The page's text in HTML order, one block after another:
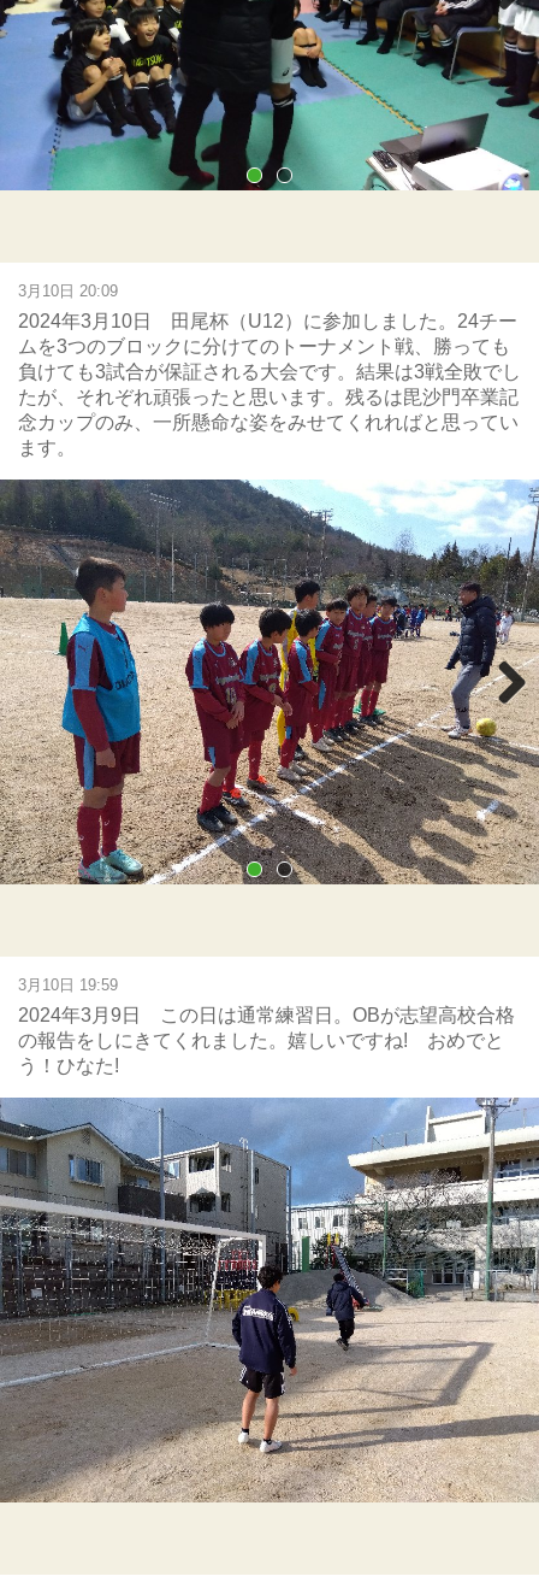
Next
3月10日 20:09
2024年3月10日 田尾杯（U12）に参加しました。24チー
ムを3つのブロックに分けてのトーナメント戦、勝っても
負けても3試合が保証される大会です。結果は3戦全敗でし
たが、それぞれ頑張ったと思います。残るは毘沙門卒業記
念カップのみ、一所懸命な姿をみせてくれればと思ってい
ます。
Next
3月10日 19:59
2024年3月9日 この日は通常練習日。OBが志望高校合格
の報告をしにきてくれました。嬉しいですね! おめでと
う！ひなた!